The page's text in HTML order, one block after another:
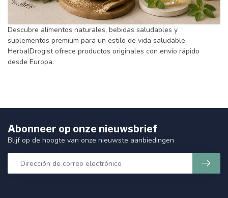
Descubre alimentos naturales, bebidas saludables y
suplementos premium para un estilo de vida saludable.
HerbalDrogist ofrece productos originales con envío rápido
desde Europa.
Abonneer op onze nieuwsbrief
Blijf op de hoogte van onze nieuwste aanbiedingen